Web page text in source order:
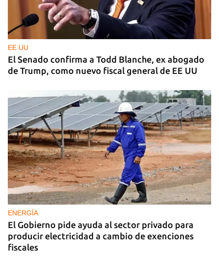
EE UU
El Senado confirma a Todd Blanche, ex abogado
de Trump, como nuevo fiscal general de EE UU
ENERGÍA
El Gobierno pide ayuda al sector privado para
producir electricidad a cambio de exenciones
fiscales